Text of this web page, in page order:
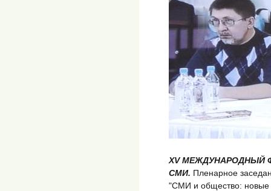
XV МЕЖДУНАРОДНЫЙ
СМИ. Пленарное
"СМИ и общество: новые